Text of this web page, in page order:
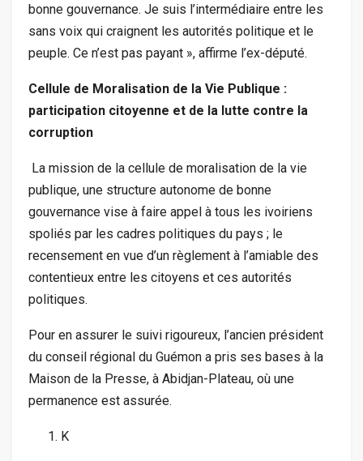
bonne gouvernance. Je suis l’intermédiaire entre les
sans voix qui craignent les autorités politique et le
peuple. Ce n’est pas payant », affirme l’ex-député.
Cellule de Moralisation de la Vie Publique :
participation citoyenne et de la lutte contre la
corruption
La mission de la cellule de moralisation de la vie
publique, une structure autonome de bonne
gouvernance vise à faire appel à tous les ivoiriens
spoliés par les cadres politiques du pays ; le
recensement en vue d’un règlement à l’amiable des
contentieux entre les citoyens et ces autorités
politiques.
Pour en assurer le suivi rigoureux, l’ancien président
du conseil régional du Guémon a pris ses bases à la
Maison de la Presse, à Abidjan-Plateau, où une
permanence est assurée.
K